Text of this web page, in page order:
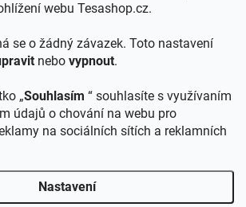
webu Tesashop.cz.
se o žádný závazek. Toto nastavení
nebo vypnout.
„Souhlasím “ souhlasíte s využívaním
údajů o chování na webu pro
na sociálních sítích a reklamních
Nastavení
TESA shop SK